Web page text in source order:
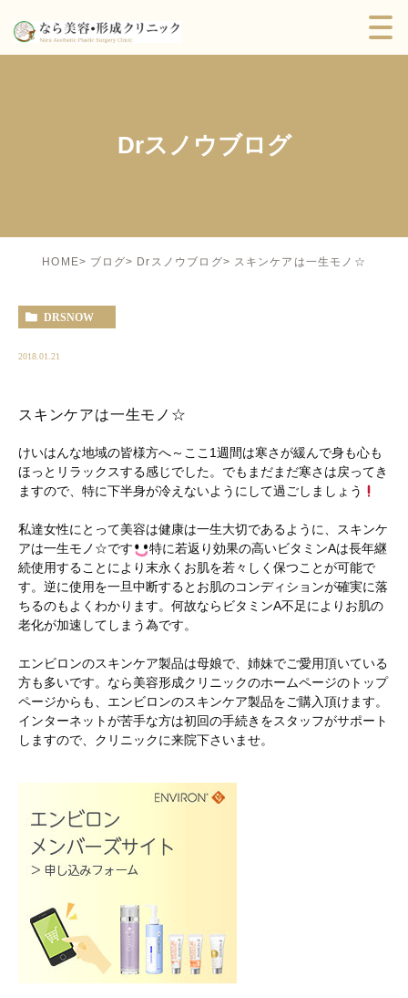
Drスノウブログ
HOME ブログ Drスノウブログ スキンケアは一生モノ☆
DRSNOW
2018.01.21
スキンケアは一生モノ☆
けいはんな地域の皆様方へ～ここ1週間は寒さが緩んで身も心も
ほっとリラックスする感じでした。でもまだまだ寒さは戻ってき
ますので、特に下半身が冷えないようにして過ごしましょう
私達女性にとって美容は健康は一生大切であるように、スキンケ
アは一生モノ☆です
特に若返り効果の高いビタミンAは長年継
続使用することにより末永くお肌を若々しく保つことが可能で
す。逆に使用を一旦中断するとお肌のコンディションが確実に落
ちるのもよくわかります。何故ならビタミンA不足によりお肌の
老化が加速してしまう為です。
エンビロンのスキンケア製品は母娘で、姉妹でご愛用頂いている
方も多いです。なら美容形成クリニックのホームページのトップ
ページからも、エンビロンのスキンケア製品をご購入頂けます。
インターネットが苦手な方は初回の手続きをスタッフがサポート
しますので、クリニックに来院下さいませ。